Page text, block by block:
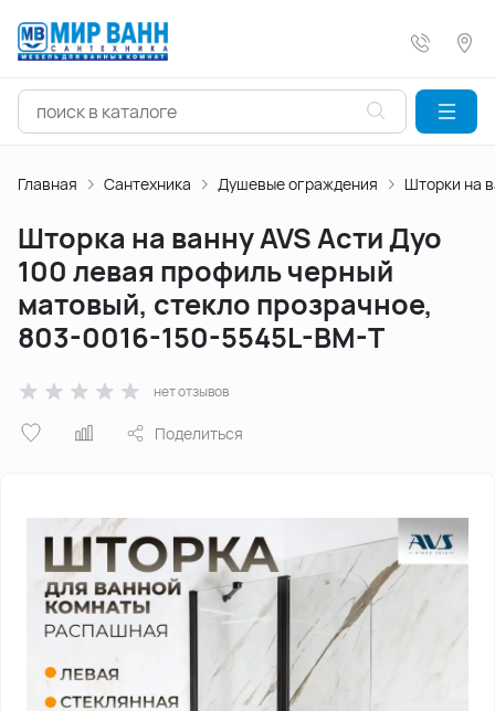
Главная Сантехника Душевые ограждения Шторки на
Шторка на ванну AVS Асти Дуо
100 левая профиль черный
матовый, стекло прозрачное,
803-0016-150-5545L-BM-T
нет отзывов
Поделиться